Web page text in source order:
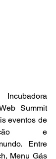
Summit
eventos de
e
Entre
Menu Gás